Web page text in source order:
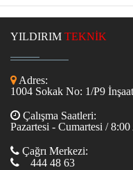
YILDIRIM TEKNİK
Adres:
1004 Sokak No: 1/P9
Çalışma Saatleri:
Pazartesi - Cumartesi /
Çağrı Merkezi:
444 48 63